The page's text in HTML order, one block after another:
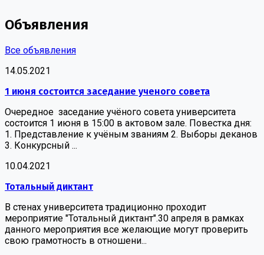
Объявления
Все объявления
14.05.2021
1 июня состоится заседание ученого совета
Очередное заседание учёного совета университета
состоится 1 июня в 15:00 в актовом зале. Повестка дня:
1. Представление к учёным званиям 2. Выборы деканов
3. Конкурсный ...
10.04.2021
Тотальный диктант
В стенах университета традиционно проходит
мероприятие "Тотальный диктант".30 апреля в рамках
данного мероприятия все желающие могут проверить
свою грамотность в отношени...